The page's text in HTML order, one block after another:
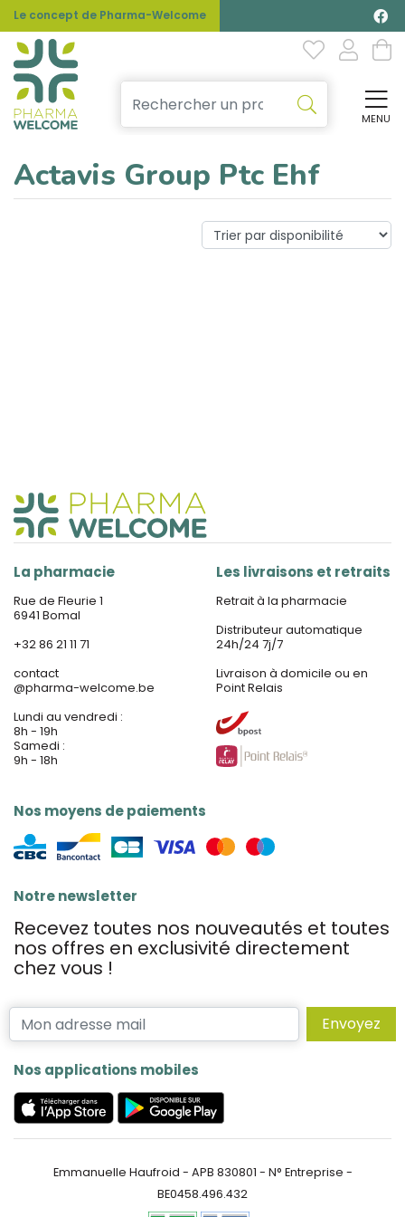
Le concept de Pharma-Welcome
MENU
Actavis Group Ptc Ehf
La pharmacie
Rue de Fleurie 1
6941 Bomal
+32 86 21 11 71
contact
@pharma-welcome.be
Lundi au vendredi :
8h - 19h
Samedi :
9h - 18h
Nos moyens de paiements
Les livraisons et retraits
Retrait à la pharmacie
Distributeur automatique
24h/24 7j/7
Livraison à domicile ou en
Point Relais
Notre newsletter
Recevez toutes nos nouveautés et toutes
nos offres en exclusivité directement
chez vous !
Envoyez
Nos applications mobiles
Emmanuelle Haufroid - APB 830801 - N° Entreprise -
BE0458.496.432